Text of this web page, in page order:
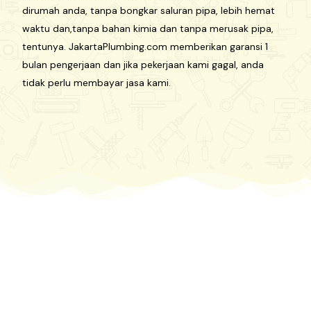
dirumah anda, tanpa bongkar saluran pipa, lebih hemat
waktu dan,tanpa bahan kimia dan tanpa merusak pipa,
tentunya. JakartaPlumbing.com memberikan garansi 1
bulan pengerjaan dan jika pekerjaan kami gagal, anda
tidak perlu membayar jasa kami.